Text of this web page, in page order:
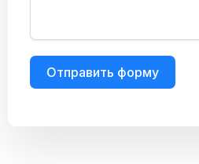
Отправить форму